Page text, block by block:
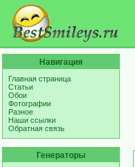
Навигация
Главная страница
Статьи
Обои
Фотографии
Разное
Наши ссылки
Обратная связь
Генераторы